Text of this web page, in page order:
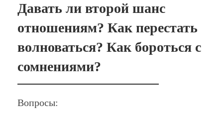
Давать ли второй шанс
отношениям? Как перестать
волноваться? Как бороться с
сомнениями?
Вопросы: